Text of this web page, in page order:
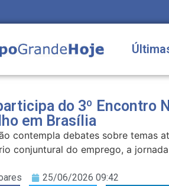
do 3º Encontro
em Brasília
contempla debates sobre temas
conjuntural do emprego, a
25/06/2026 09:42